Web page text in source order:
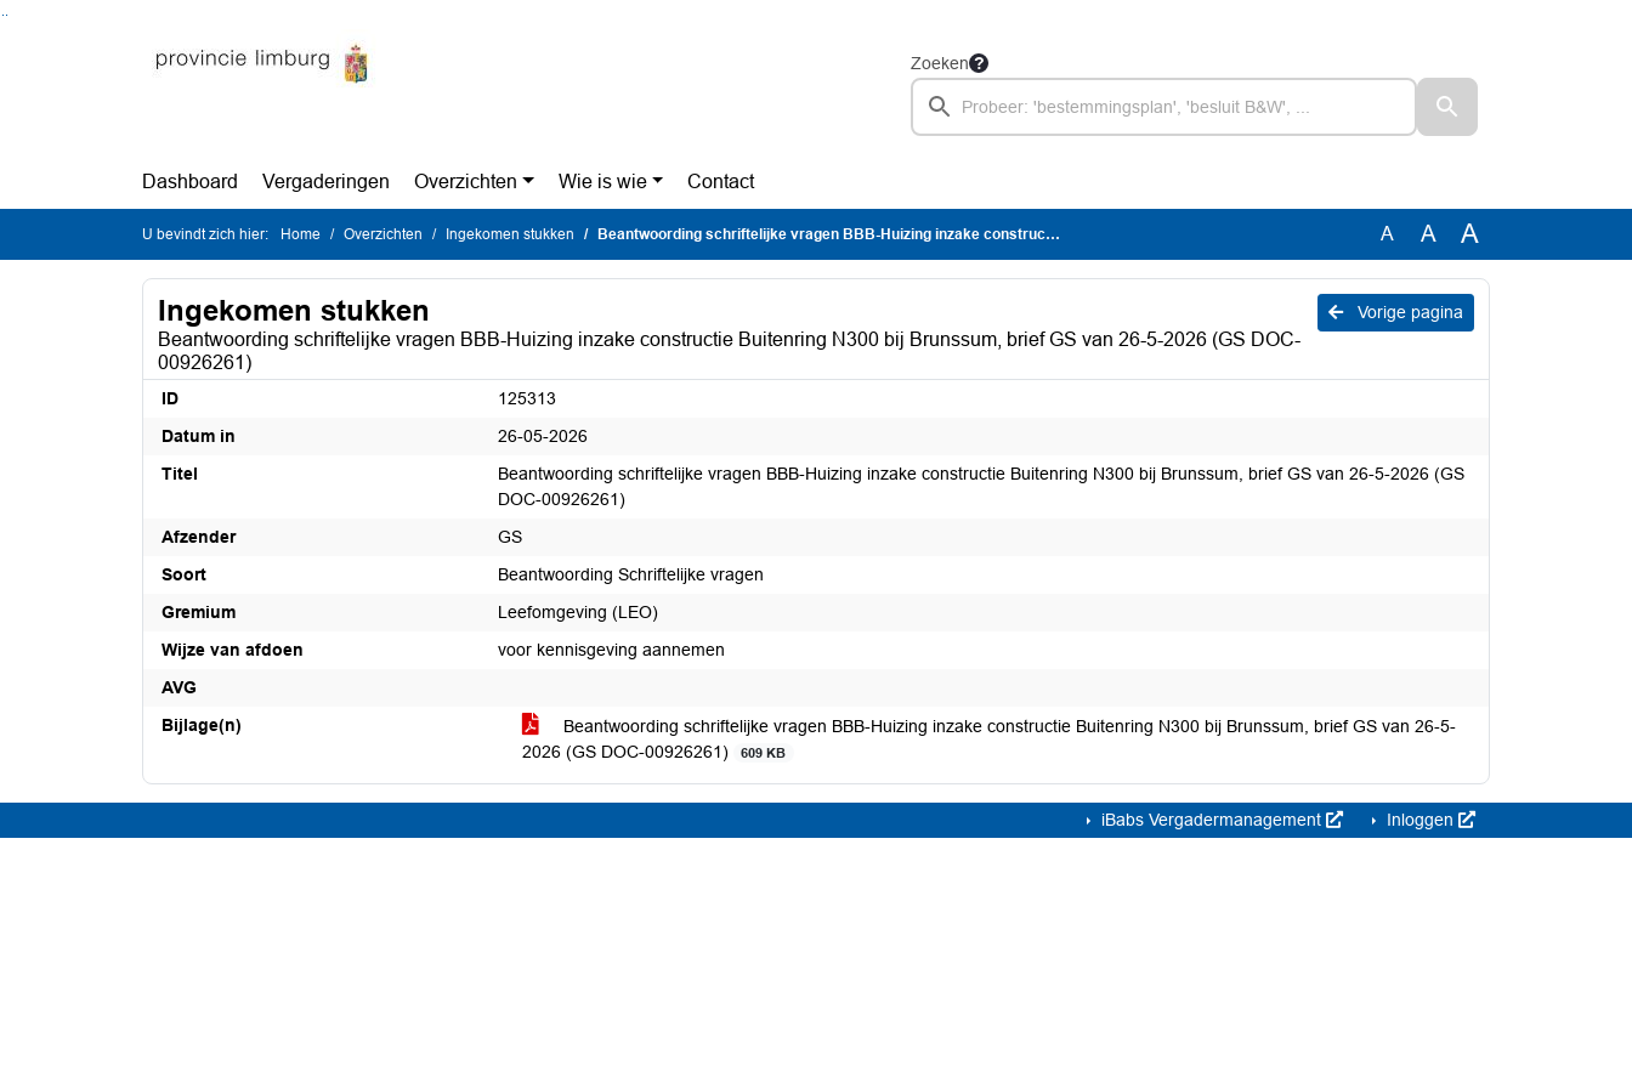
Zoeken
Dashboard Vergaderingen Overzichten Wie is wie Contact
U bevindt zich hier: Home Overzichten Ingekomen stukken Beantwoording schriftelijke vragen BBB-Huizing inzake constructie Buitenring N300 bij Brunssum, brief GS van 26-5-2026 (GS DOC-00926261) A A A
Vorige pagina
Ingekomen stukken
Beantwoording schriftelijke vragen BBB-Huizing inzake constructie Buitenring N300 bij Brunssum, brief GS van 26-5-2026 (GS DOC-
00926261)
ID
125313
Datum in
26-05-2026
Titel
Beantwoording schriftelijke vragen BBB-Huizing inzake constructie Buitenring N300 bij Brunssum, brief GS van 26-5-2026 (GS
DOC-00926261)
Afzender
GS
Soort
Beantwoording Schriftelijke vragen
Gremium
Leefomgeving (LEO)
Wijze van afdoen
voor kennisgeving aannemen
AVG
Bijlage(n)
Beantwoording schriftelijke vragen BBB-Huizing inzake constructie Buitenring N300 bij Brunssum, brief GS van 26-5-
2026 (GS DOC-00926261)
609 KB
iBabs Vergadermanagement Inloggen